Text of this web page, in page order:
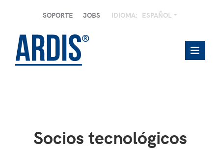
SOPORTE JOBS IDIOMA: ESPAÑOL
Socios tecnológicos